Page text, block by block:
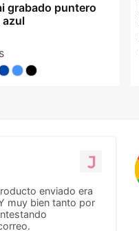
grabado puntero
enviado era
muy bien tanto por